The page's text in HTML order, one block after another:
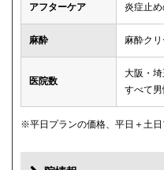
アフターケア 炎症止
麻酔 麻酔ク
医院数
大阪・
すべて男
※平日プランの価格、平日＋土